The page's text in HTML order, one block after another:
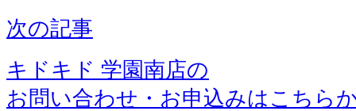
次の記事
キドキド 学園南店の
お問い合わせ・お申込みはこちら